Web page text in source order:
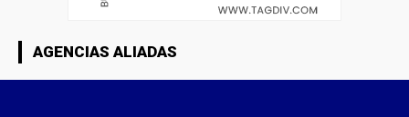
AGENCIAS ALIADAS